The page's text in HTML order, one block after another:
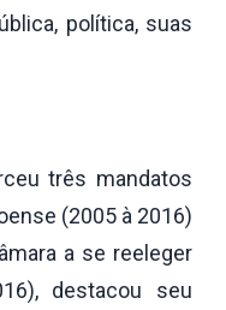
política, suas
três mandatos
(2005 à 2016)
a se reeleger
destacou seu